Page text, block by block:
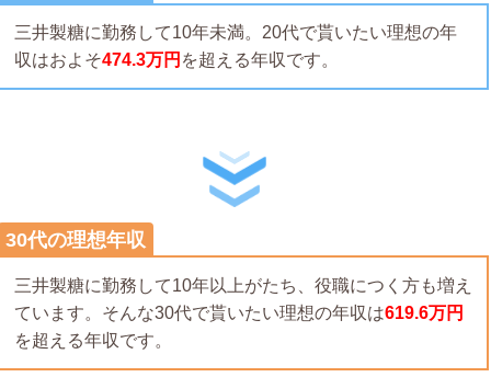
三井製糖に勤務して10年未満。20代で貰いたい理想の年
収はおよそ474.3万円 を超える年収です。
30代の理想年収
三井製糖に勤務して10年以上がたち、役職につく方も増え
ています。そんな30代で貰いたい理想の年収は619.6万円
を超える年収です。